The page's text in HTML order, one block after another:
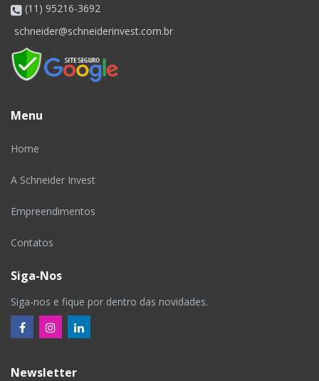
(11) 95216-3692
schneider@schneiderinvest.com.br
Menu
Home
A Schneider Invest
Empreendimentos
Contatos
Siga-Nos
Siga-nos e fique por dentro das novidades.
Newsletter